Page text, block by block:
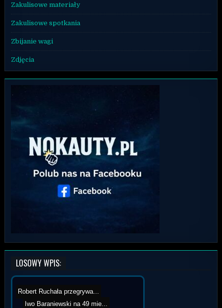
Zakulisowe materiały
Zakulisowe spotkania
Zbijanie wagi
Zdjęcia
LOSOWY WPIS:
Robert Ruchała przegrywa...
Iwo Baraniewski na 49 mie...